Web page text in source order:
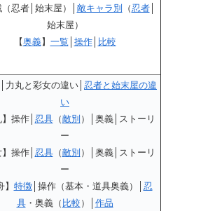
忍者│始末屋）│ 敵キャラ別 （忍者│
始末屋）
【奥義】 一覧 操作│ 比較
力丸と彩女の違い│ 忍者と始末屋の違
い
】操作│ 忍具（敵別 ）│奥義│ストーリ
ー
】操作│ 忍具（敵別 ）│奥義│ストーリ
ー
】 特徴│操作（基本・道具奥義）│ 忍
具・奥義（ 比較 ）│ 作品